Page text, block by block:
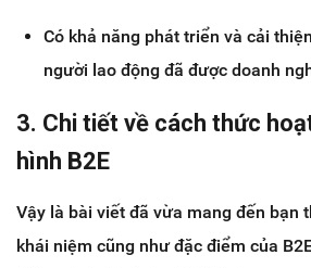
Có khả năng phát triển và cải
người lao động đã được doanh
3. Chi tiết về cách thức
hình B2E
Vậy là bài viết đã vừa mang đến bạn
khái niệm cũng như đặc điểm của